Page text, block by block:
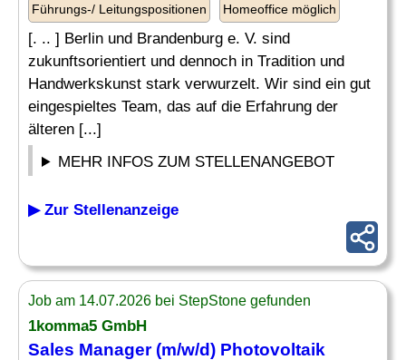
Führungs-/ Leitungspositionen Homeoffice möglich
[. .. ] Berlin und Brandenburg e. V. sind
zukunftsorientiert und dennoch in Tradition und
Handwerkskunst stark verwurzelt. Wir sind ein gut
eingespieltes Team, das auf die Erfahrung der
älteren [...]
MEHR INFOS ZUM STELLENANGEBOT
▶ Zur Stellenanzeige
Job am 14.07.2026 bei StepStone gefunden
1komma5 GmbH
Sales Manager (m/w/d) Photovoltaik